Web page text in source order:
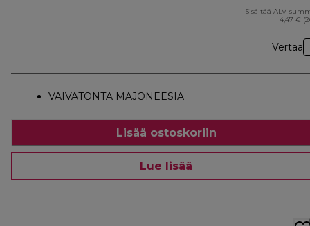
Sisältää ALV-
4,47 €
Vertaa
VAIVATONTA MAJONEESIA
Lisää ostoskoriin
Lue lisää